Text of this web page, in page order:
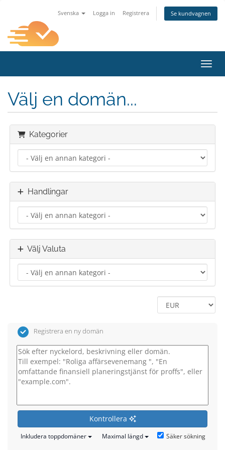
Svenska Logga in Registrera Se kundvagnen
Välj en domän...
Kategorier
Handlingar
Välj Valuta
Registrera en ny domän
Kontrollera
Inkludera toppdomäner Maximal längd Säker sökning